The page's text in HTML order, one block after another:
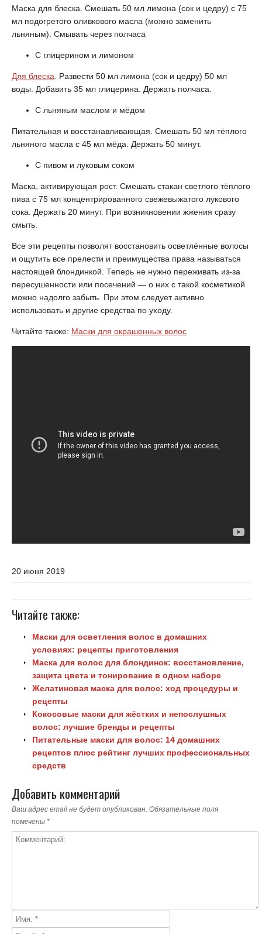
Маска для блеска. Смешать 50 мл лимона (сок и цедру) с 75
мл подогретого оливкового масла (можно заменить
льняным). Смывать через полчаса
С глицерином и лимоном
Для блеска . Развести 50 мл лимона (сок и цедру) 50 мл
воды. Добавить 35 мл глицерина. Держать полчаса.
С льняным маслом и мёдом
Питательная и восстанавливающая. Смешать 50 мл тёплого
льняного масла с 45 мл мёда. Держать 50 минут.
С пивом и луковым соком
Маска, активирующая рост. Смешать стакан светлого тёплого
пива с 75 мл концентрированного свежевыжатого лукового
сока. Держать 20 минут. При возникновении жжения сразу
смыть.
Все эти рецепты позволят восстановить осветлённые волосы
и ощутить все прелести и преимущества права называться
настоящей блондинкой. Теперь не нужно переживать из-за
пересушенности или посечений — о них с такой косметикой
можно надолго забыть. При этом следует активно
использовать и другие средства по уходу.
Читайте также: Маски для окрашенных волос
20 июня 2019
Читайте также:
Маски для осветления волос в домашних
условиях: рецепты приготовления
Маска для волос для блондинок: восстановление,
защита цвета и тонирование в одном наборе
Желатиновая маска для волос: ход процедуры и
рецепты
Кокосовые маски для жёстких и непослушных
волос: лучшие бренды и рецепты
Питательные маски для волос: 14 домашних
рецептов плюс рейтинг лучших профессиональных
средств
Добавить комментарий
Ваш адрес email не будет опубликован. Обязательные поля
помечены *